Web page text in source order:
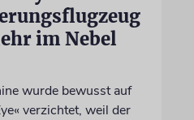
im Nebel
wurde bewusst auf
verzichtet, weil der